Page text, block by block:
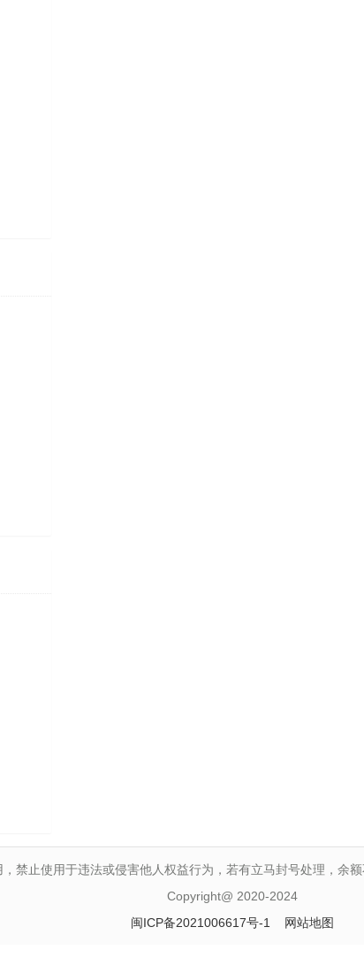
禁止使用于违法或侵害他人权益行为，若有立马封号处理，余
Copyright@ 2020-2024
闽ICP备2021006617号-1
网站地图